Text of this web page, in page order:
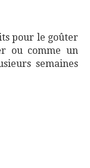
pour le goûter
ou comme un
semaines